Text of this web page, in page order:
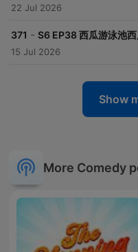
22 Jul 2026
371 - S6 EP38 西瓜游泳池
15 Jul 2026
Show
More Comedy